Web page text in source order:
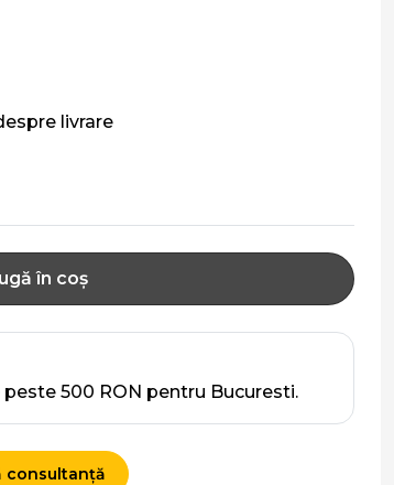
livrare
în coș
500 RON pentru Bucuresti.
consultanță